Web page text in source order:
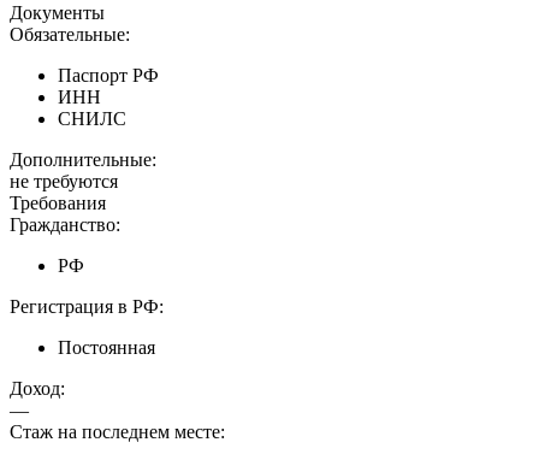
Документы
Обязательные:
Паспорт РФ
ИНН
СНИЛС
Дополнительные:
не требуются
Требования
Гражданство:
РФ
Регистрация в РФ:
Постоянная
Доход:
—
Стаж на последнем месте: